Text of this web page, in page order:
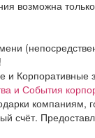
возможна
Корпоративные
и События
компаниям,
счёт.